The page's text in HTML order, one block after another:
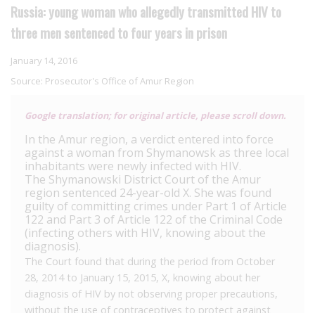
Russia: young woman who allegedly transmitted HIV to
three men sentenced to four years in prison
January 14, 2016
Source: Prosecutor's Office of Amur Region
Google translation; for original article, please scroll down.
In the Amur region, a verdict entered into force
against a woman from Shymanowsk as three local
inhabitants were newly infected with HIV.
The Shymanowski District Court of the Amur
region sentenced 24-year-old X. She was found
guilty of committing crimes under Part 1 of Article
122 and Part 3 of Article 122 of the Criminal Code
(infecting others with HIV, knowing about the
diagnosis).
The Court found that during the period from October
28, 2014 to January 15, 2015, X, knowing about her
diagnosis of HIV by not observing proper precautions,
without the use of contraceptives to protect against